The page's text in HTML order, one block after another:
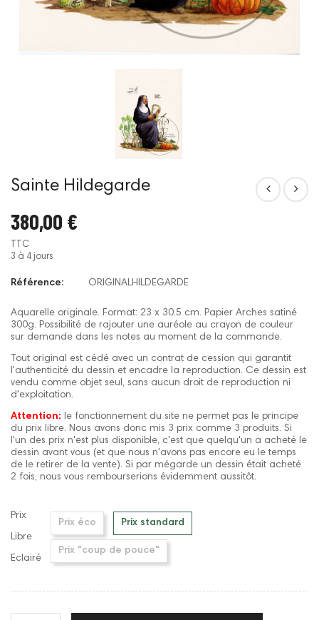
Sainte Hildegarde
380,00 €
TTC
3 à 4 jours
Référence: ORIGINALHILDEGARDE
Aquarelle originale. Format: 23 x 30.5 cm. Papier Arches satiné
300g. Possibilité de rajouter une auréole au crayon de couleur
sur demande dans les notes au moment de la commande.
Tout original est cédé avec un contrat de cession qui garantit
l'authenticité du dessin et encadre la reproduction. Ce dessin est
vendu comme objet seul, sans aucun droit de reproduction ni
d'exploitation.
Attention: le fonctionnement du site ne permet pas le principe
du prix libre. Nous avons donc mis 3 prix comme 3 produits. Si
l'un des prix n'est plus disponible, c'est que quelqu'un a acheté le
dessin avant vous (et que nous n'avons pas encore eu le temps
de le retirer de la vente). Si par mégarde un dessin était acheté
2 fois, nous vous rembourserions évidemment aussitôt.
Prix
Libre
Eclairé
Prix éco Prix standard
Prix "coup de pouce"